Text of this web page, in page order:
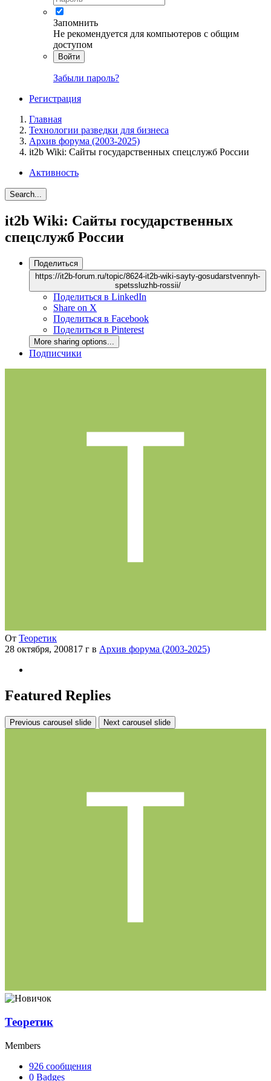
Запомнить
Не рекомендуется для компьютеров с общим
доступом
Войти
Забыли пароль?
Регистрация
Главная
Технологии разведки для бизнеса
Архив форума (2003-2025)
it2b Wiki: Сайты государственных спецслужб России
Активность
Search...
it2b Wiki: Сайты государственных
спецслужб России
Поделиться
https://it2b-forum.ru/topic/8624-it2b-wiki-sayty-gosudarstvennyh-
spetssluzhb-rossii/
Поделиться в LinkedIn
Share on X
Поделиться в Facebook
Поделиться в Pinterest
More sharing options...
Подписчики
От Теоретик
28 октября, 200817 г в Архив форума (2003-2025)
Featured Replies
Previous carousel slide Next carousel slide
Теоретик
Members
926 сообщения
0 Badges